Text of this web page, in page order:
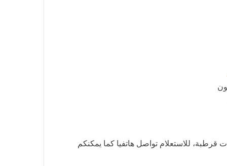
للاستعلام تواصل هاتفيا كما يمكنكم